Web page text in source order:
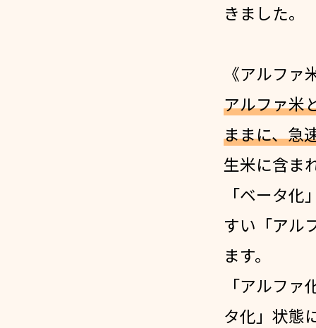
きました。
《アルフ
アルファ米
ままに、急
生米に含ま
「ベータ
すい「アル
ます。
「アルフ
タ化」状態